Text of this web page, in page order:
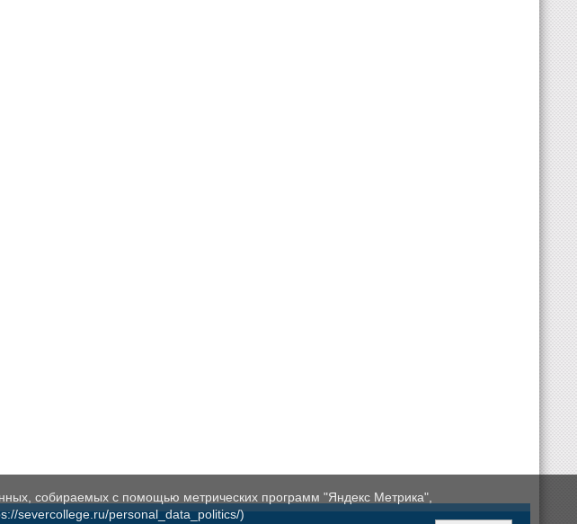
собираемых с помощью метрических программ "Яндекс Метрика",
severcollege.ru/personal_data_politics/)